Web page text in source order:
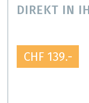
DIREKT IN
CHF 139.-